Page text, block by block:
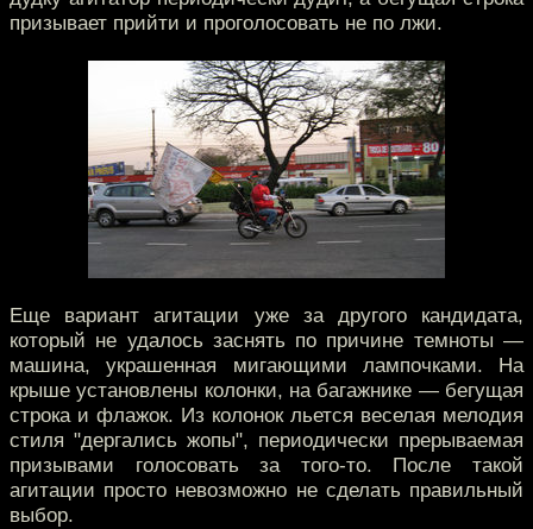
призывает прийти и проголосовать не по лжи.
Еще вариант агитации уже за другого кандидата,
который не удалось заснять по причине темноты —
машина, украшенная мигающими лампочками. На
крыше установлены колонки, на багажнике — бегущая
строка и флажок. Из колонок льется веселая мелодия
стиля "дергались жопы", периодически прерываемая
призывами голосовать за того-то. После такой
агитации просто невозможно не сделать правильный
выбор.